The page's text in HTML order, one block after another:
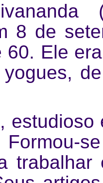
8 de
60. Ele
Formou-